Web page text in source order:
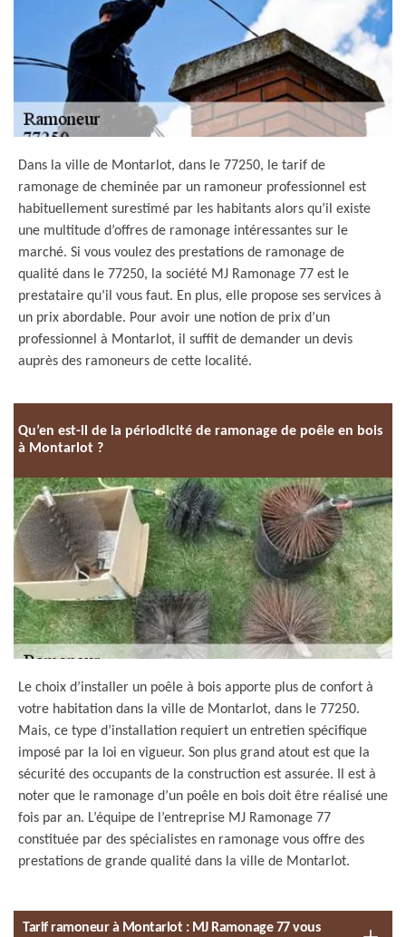
Dans la ville de Montarlot, dans le 77250, le tarif de
ramonage de cheminée par un ramoneur professionnel est
habituellement surestimé par les habitants alors qu’il existe
une multitude d’offres de ramonage intéressantes sur le
marché. Si vous voulez des prestations de ramonage de
qualité dans le 77250, la société MJ Ramonage 77 est le
prestataire qu’il vous faut. En plus, elle propose ses services à
un prix abordable. Pour avoir une notion de prix d’un
professionnel à Montarlot, il suffit de demander un devis
auprès des ramoneurs de cette localité.
Qu’en est-il de la périodicité de ramonage de poêle en bois
à Montarlot ?
Le choix d’installer un poêle à bois apporte plus de confort à
votre habitation dans la ville de Montarlot, dans le 77250.
Mais, ce type d’installation requiert un entretien spécifique
imposé par la loi en vigueur. Son plus grand atout est que la
sécurité des occupants de la construction est assurée. Il est à
noter que le ramonage d’un poêle en bois doit être réalisé une
fois par an. L’équipe de l’entreprise MJ Ramonage 77
constituée par des spécialistes en ramonage vous offre des
prestations de grande qualité dans la ville de Montarlot.
Tarif ramoneur à Montarlot : MJ Ramonage 77 vous